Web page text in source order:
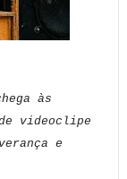
às
videoclipe
e